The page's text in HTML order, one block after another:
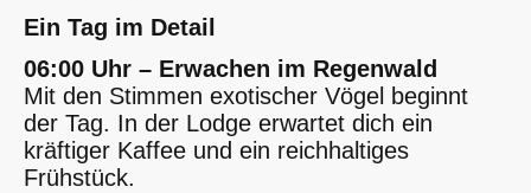
Ein Tag im Detail
06:00 Uhr – Erwachen im Regenwald
Mit den Stimmen exotischer Vögel beginnt
der Tag. In der Lodge erwartet dich ein
kräftiger Kaffee und ein reichhaltiges
Frühstück.